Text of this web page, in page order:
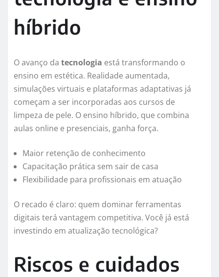
híbrido
O avanço da tecnologia está transformando o
ensino em estética. Realidade aumentada,
simulações virtuais e plataformas adaptativas já
começam a ser incorporadas aos cursos de
limpeza de pele. O ensino híbrido, que combina
aulas online e presenciais, ganha força.
Maior retenção de conhecimento
Capacitação prática sem sair de casa
Flexibilidade para profissionais em atuação
O recado é claro: quem dominar ferramentas
digitais terá vantagem competitiva. Você já está
investindo em atualização tecnológica?
Riscos e cuidados